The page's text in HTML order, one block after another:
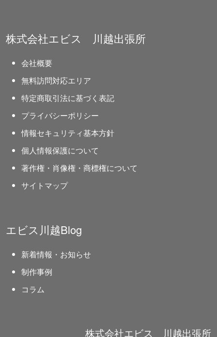
株式会社エビス 川越出張所
会社概要
無料訪問対応エリア
特定商取引法に基づく表記
プライバシーポリシー
情報セキュリティ基本方針
個人情報保護について
著作権・肖像権・商標権について
サイトマップ
エビス川越Blog
新着情報・お知らせ
制作事例
コラム
株式会社エビス 川越出張所